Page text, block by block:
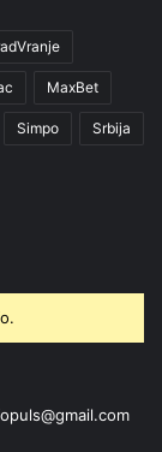
MaxBet
Simpo Srbija